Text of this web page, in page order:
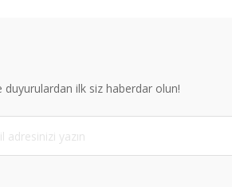
hatalar bulunuyor.
diğer sitelerden daha pahalı.
benzer farklı alternatifler olmalı.
duyurulardan ilk siz haberdar olun!